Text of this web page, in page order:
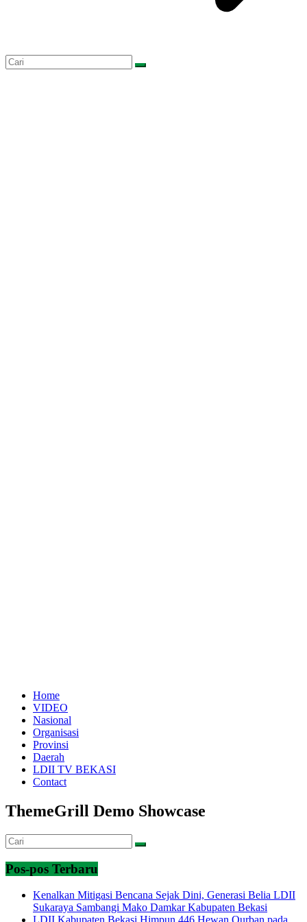
Home
VIDEO
Nasional
Organisasi
Provinsi
Daerah
LDII TV BEKASI
Contact
ThemeGrill Demo Showcase
Pos-pos Terbaru
Kenalkan Mitigasi Bencana Sejak Dini, Generasi Belia LDII
Sukaraya Sambangi Mako Damkar Kabupaten Bekasi